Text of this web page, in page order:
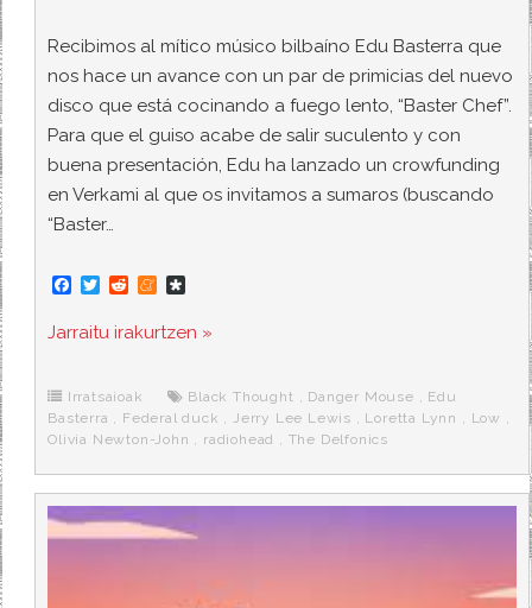
Recibimos al mítico músico bilbaíno Edu Basterra que
nos hace un avance con un par de primicias del nuevo
disco que está cocinando a fuego lento, “Baster Chef”.
Para que el guiso acabe de salir suculento y con
buena presentación, Edu ha lanzado un crowfunding
en Verkami al que os invitamos a sumaros (buscando
“Baster…
F
e
o
k
T
t
r
R
d
d
M
n
e
e
s
r
a
Jarraitu irakurtzen »
Irratsaioak Black Thought , Danger Mouse , Edu
Basterra , Federal duck ,Jerry Lee Lewis , Loretta Lynn , Low ,
Olivia Newton-John , radiohead , The Delfonics